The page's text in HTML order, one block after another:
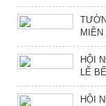
MIỀN
HỘI
LỄ
HỘI